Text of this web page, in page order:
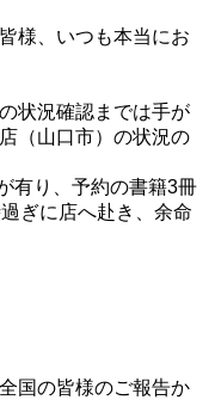
様、いつも本当にお
状況確認までは手が
（山口市）の状況の
有り、予約の書籍3冊
ぎに店へ赴き、余命
国の皆様のご報告か